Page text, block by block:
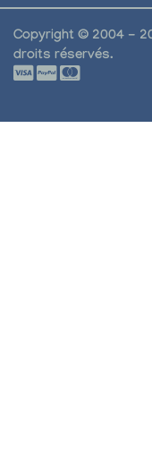
Copyright © 2004 -
droits réservés.